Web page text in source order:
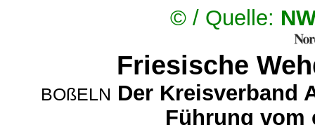
©/ Quelle:
Friesische
BOßELN Der Kreisverband
Führung vom